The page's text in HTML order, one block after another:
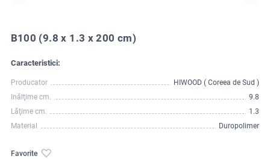
B100 (9.8 x 1.3 x 200 cm)
Caracteristici:
Producator
HIWOOD ( Coreea de Sud )
Inălţime cm.
9.8
Lăţime cm.
1.3
Material
Duropolimer
Favorite